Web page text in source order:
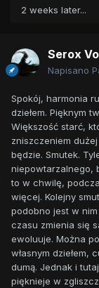
2 weeks later...
Serox
Napisano
Spokój, harmonia
dziełem. Pięknym
Większość starć,
zniszczeniem
będzie. Smutek.
niepowtarzalnego,
to w chwilę,
więcej. Kolejny
podobno jest w
czasu zmienia się
ewoluuje. Można
własnym dziełem,
dumą. Jednak i
pięknieje w